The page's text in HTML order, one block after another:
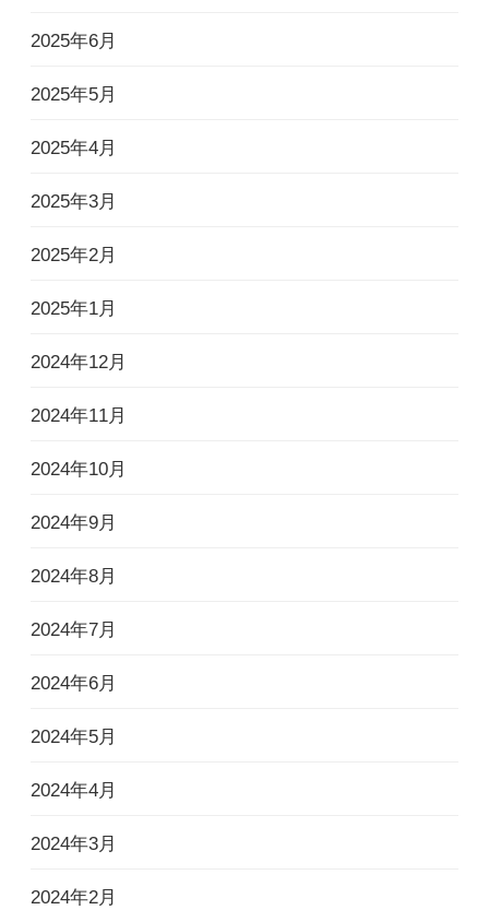
2025年6月
2025年5月
2025年4月
2025年3月
2025年2月
2025年1月
2024年12月
2024年11月
2024年10月
2024年9月
2024年8月
2024年7月
2024年6月
2024年5月
2024年4月
2024年3月
2024年2月